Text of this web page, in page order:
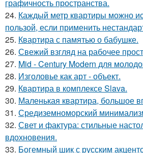
графичность пространства.
24. Каждый метр квартиры можно
пользой, если применить
25. Квартира с памятью о бабушке.
26. Свежий взгляд на рабочее
27. Mid - Century Modern для
28. Изголовье как арт - объект.
29. Квартира в комплексе Slava.
30. Маленькая квартира, большое
31. Средиземноморский
32. Свет и фактура: стильные
вдохновения.
33. Богемный шик с русским